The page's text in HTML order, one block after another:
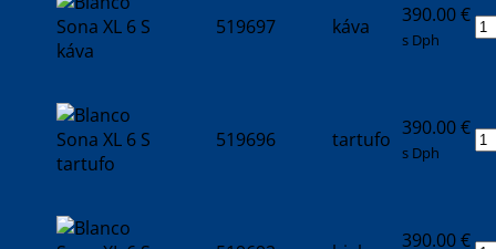
519697 káva 390.00€
s Dph
519696 tartufo 390.00€
s Dph
390.00€